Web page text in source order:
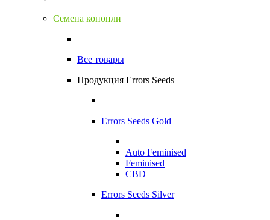
Семена конопли
Все товары
Продукция Errors Seeds
Errors Seeds Gold
Auto Feminised
Feminised
CBD
Errors Seeds Silver